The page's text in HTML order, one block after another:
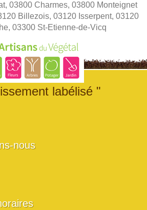
03800 Charmes, 03800 Monteignet
Billezois, 03120 Isserpent, 03120
03300 St-Etienne-de-Vicq
labélisé "
nous